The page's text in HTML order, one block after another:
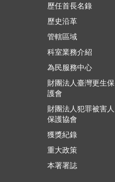
歷任首長名錄
歷史沿革
管轄區域
科室業務介紹
為民服務中心
財團法人臺灣更生保
護會
財團法人犯罪被害人
保護協會
獲獎紀錄
重大政策
本署署誌